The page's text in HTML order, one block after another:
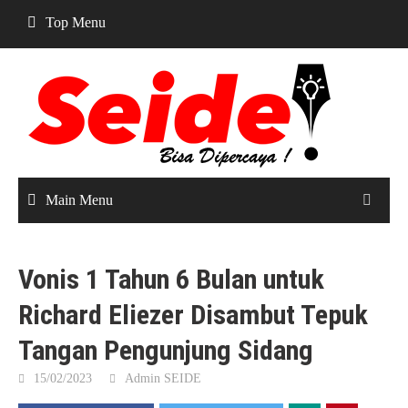
content
Top Menu
Main Menu
Vonis 1 Tahun 6 Bulan untuk
Richard Eliezer Disambut Tepuk
Tangan Pengunjung Sidang
15/02/2023 Admin SEIDE